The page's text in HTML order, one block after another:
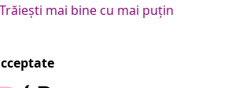
Trăiești mai bine cu mai puțin